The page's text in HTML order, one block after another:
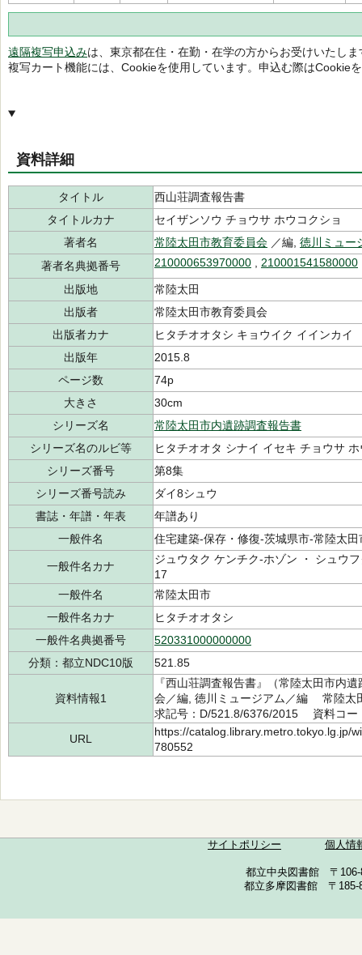
遠隔複写申込みは、東京都在住・在勤・在学の方からお受けいたしま
複写カート機能には、Cookieを使用しています。申込む際はCookie
資料詳細
タイトル
西山荘調査報告書
タイトルカナ
セイザンソウ チョウサ ホウコクショ
著者名
常陸太田市教育委員会 ／編, 徳川ミュー
著者名典拠番号
210000653970000 210001541580000
出版地
常陸太田
出版者
常陸太田市教育委員会
出版者カナ
ヒタチオオタシ キョウイク イインカイ
出版年
2015.8
ページ数
74p
大きさ
30cm
シリーズ名
常陸太田市内遺跡調査報告書
シリーズ名のルビ等
ヒタチオオタ シナイ イセキ チョウサ
シリーズ番号
第8集
シリーズ番号読み
ダイ8シュウ
書誌・年譜・年表
年譜あり
一般件名
住宅建築-保存・修復-茨城県市-常陸太
一般件名カナ
ジュウタク ケンチク-ホゾン ・ シュウ
17
一般件名
常陸太田市
一般件名カナ
ヒタチオオタシ
一般件名典拠番号
520331000000000
分類：都立NDC10版
521.85
資料情報1
『西山荘調査報告書』（常陸太田市内
会／編, 徳川ミュージアム／編 常陸
求記号：D/521.8/6376/2015 資料コー
URL
https://catalog.library.metro.tokyo.lg.jp/
780552
サイトポリシー 個人情
都立中央図書館 〒
都立多摩図書館 〒185-